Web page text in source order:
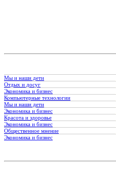
Мы и наши дети
Отдых и досуг
Экономика и бизнес
Компьютерные технологии
Мы и наши дети
Экономика и бизнес
Красота и здоровье
Экономика и бизнес
Общественное мнение
Экономика и бизнес